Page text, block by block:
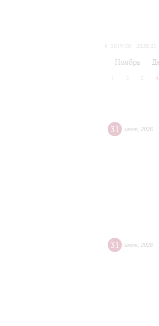
2019/20 2020/21
Ноябрь
2 3 4
31 июля 2026
31 июля 2026